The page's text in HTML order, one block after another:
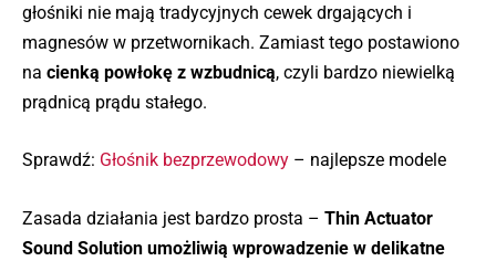
głośniki nie mają tradycyjnych cewek drgających i
magnesów w przetwornikach. Zamiast tego postawiono
na cienką powłokę z wzbudnicą, czyli bardzo niewielką
prądnicą prądu stałego.
Sprawdź: Głośnik bezprzewodowy – najlepsze modele
Zasada działania jest bardzo prosta – Thin Actuator
Sound Solution umożliwią wprowadzenie w delikatne